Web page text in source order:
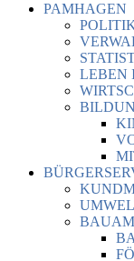
PAMHAGEN
LEBEN